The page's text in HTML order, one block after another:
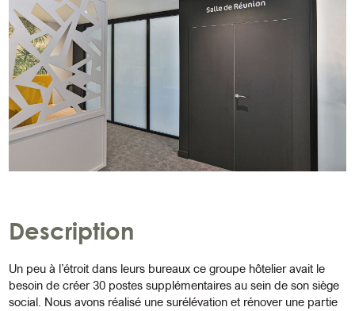
Description
Un peu à l’étroit dans leurs bureaux ce groupe hôtelier avait le
besoin de créer 30 postes supplémentaires au sein de son siège
social. Nous avons réalisé une surélévation et rénover une partie